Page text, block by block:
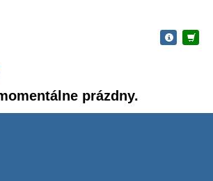
prázdny.